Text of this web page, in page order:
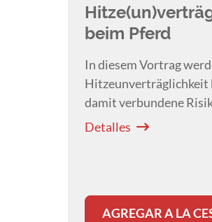
beim Pferd
In diesem Vortrag
Hitzeunverträglichkeit
damit verbundene
empfohlene
Detalles
AGREGAR A LA